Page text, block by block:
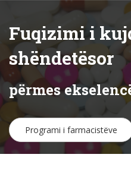
Fuqizimi i
shëndetësor
përmes
Programi i farmacistëve